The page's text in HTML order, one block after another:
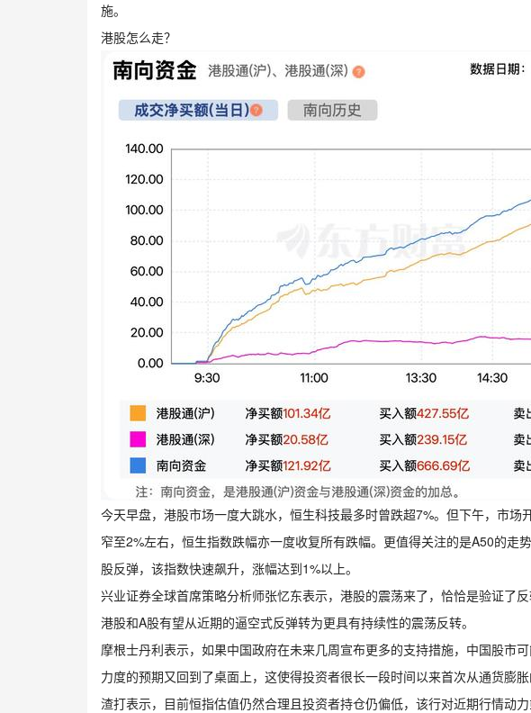
施。
港股怎么走？
今天早盘，港股市场一度大跳水，恒生科技最多时曾跌超7%。但下午，市
窄至2%左右，恒生指数跌幅亦一度收复所有跌幅。更值得关注的是A50的走
股反弹，该指数快速飙升，涨幅达到1%以上。
兴业证券全球首席策略分析师张忆东表示，港股的震荡来了，恰恰是验证了
港股和A股有望从近期的逼空式反弹转为更具有持续性的震荡反转。
摩根士丹利表示，如果中国政府在未来几周宣布更多的支持措施，中国股市
力度的预期又回到了桌面上，这使得投资者很长一段时间以来首次从通货膨胀
渣打表示，目前恒指估值仍然合理且投资者持仓仍偏低，该行对近期行情动力